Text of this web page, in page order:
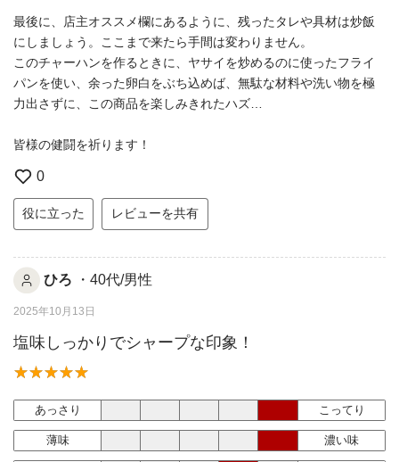
最後に、店主オススメ欄にあるように、残ったタレや具材は炒飯
にしましょう。ここまで来たら手間は変わりません。
このチャーハンを作るときに、ヤサイを炒めるのに使ったフライ
パンを使い、余った卵白をぶち込めば、無駄な材料や洗い物を極
力出さずに、この商品を楽しみきれたハズ…
皆様の健闘を祈ります！
0
役に立った レビューを共有
ひろ ・40代/男性
2025年10月13日
塩味しっかりでシャープな印象！
あっさり こってり
薄味 濃い味